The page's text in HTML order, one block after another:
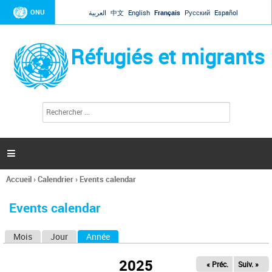
Jump to navigation
ONU العربية 中文 English Français Русский Español
Réfugiés et migrants
l
c
h
e

Vous
ici
Accueil›Calendrier› Events calendar
Events calendar
Mois Jour Année
2025 « Préc. Suiv. »